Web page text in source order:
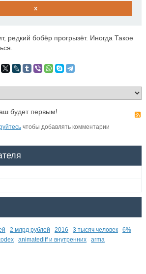
x
редкий бобёр прогрызёт. Иногда Такое
будет первым!
чтобы добавлять комментарии
2 млрд рублей 2016 3 тысяч человек
6%
animatediff и внутренних arma